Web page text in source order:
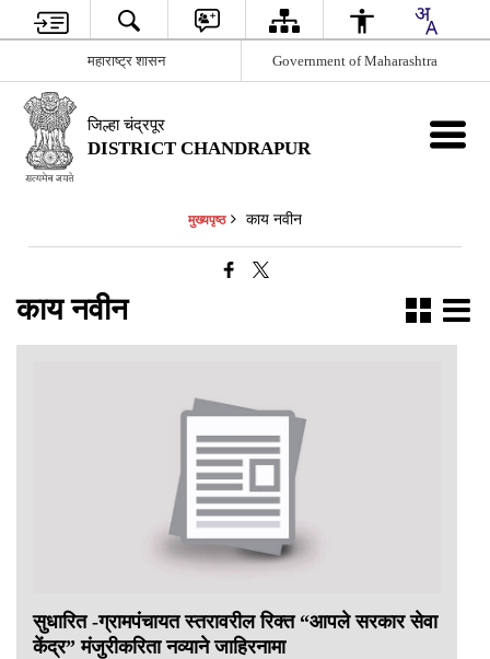
महाराष्ट्र शासन Government of Maharashtra
जिल्हा चंद्रपूर
DISTRICT CHANDRAPUR
मुख्यपृष्ठ काय नवीन
काय नवीन
सुधारित -ग्रामपंचायत स्तरावरील रिक्त “आपले सरकार सेवा
केंद्र” मंजुरीकरिता नव्याने जाहिरनामा